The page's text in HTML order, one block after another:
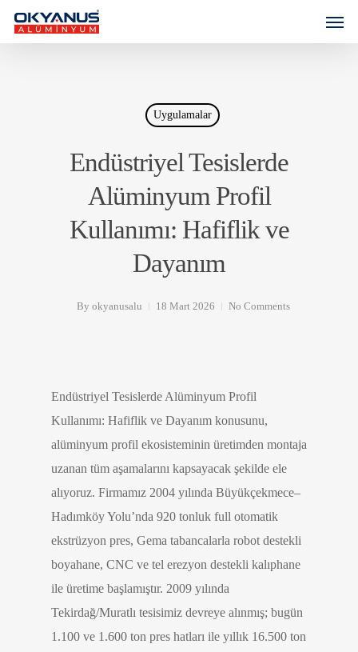
Uygulamalar
Endüstriyel Tesislerde
Alüminyum Profil
Kullanımı: Hafiflik ve
Dayanım
By okyanusalu 18 Mart 2026 No Comments
Endüstriyel Tesislerde Alüminyum Profil
Kullanımı: Hafiflik ve Dayanım konusunu,
alüminyum profil ekosisteminin üretimden montaja
uzanan tüm aşamalarını kapsayacak şekilde ele
alıyoruz. Firmamız 2004 yılında Büyükçekmece–
Hadımköy Yolu’nda 920 tonluk full otomatik
ekstrüzyon pres, Gema tabancalarla robot destekli
boyahane, CNC ve tel erezyon destekli kalıphane
ile üretime başlamıştır. 2009 yılında
Tekirdağ/Muratlı tesisimiz devreye alınmış; bugün
1.100 ve 1.600 ton pres hatları ile yıllık 16.500 ton